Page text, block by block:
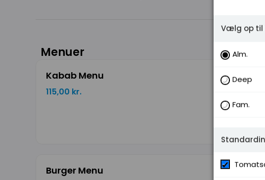
Menuer
Kabab Menu
115,00 kr.
Burger Menu
Vælg op til
Alm.
Deep
Fam.